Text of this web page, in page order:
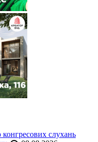
слухань